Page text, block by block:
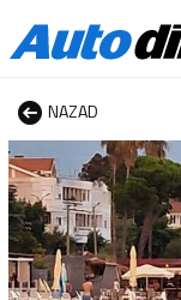
NAZAD